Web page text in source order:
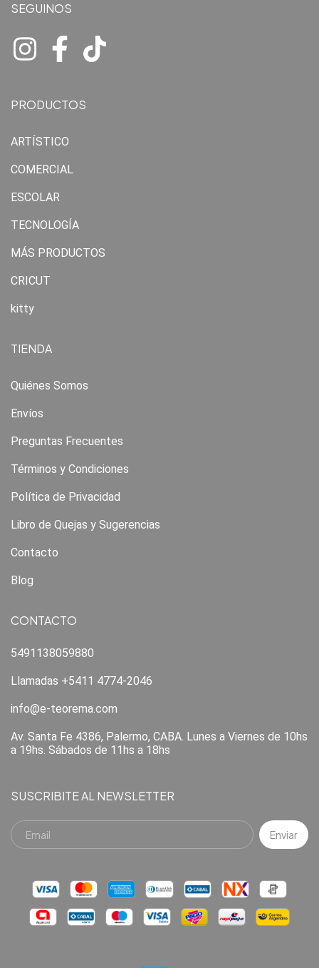
SEGUINOS
PRODUCTOS
ARTÍSTICO
COMERCIAL
ESCOLAR
TECNOLOGÍA
MÁS PRODUCTOS
CRICUT
kitty
TIENDA
Quiénes Somos
Envíos
Preguntas Frecuentes
Términos y Condiciones
Política de Privacidad
Libro de Quejas y Sugerencias
Contacto
Blog
CONTACTO
5491138059880
Llamadas +5411 4774-2046
info@e-teorema.com
Av. Santa Fe 4386, Palermo, CABA. Lunes a Viernes de 10hs
a 19hs. Sábados de 11hs a 18hs
SUSCRIBITE AL NEWSLETTER